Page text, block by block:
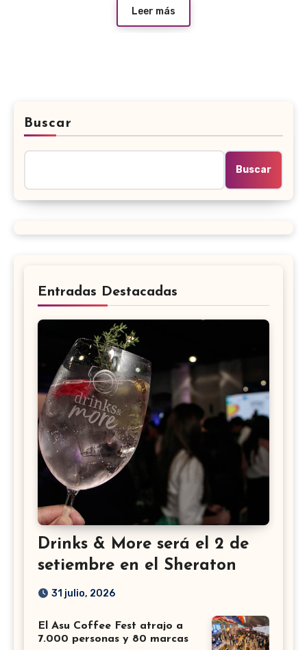
Leer más
Buscar
Buscar
Entradas Destacadas
Drinks & More será el 2 de
setiembre en el Sheraton
31 julio, 2026
El Asu Coffee Fest atrajo a
7.000 personas y 80 marcas